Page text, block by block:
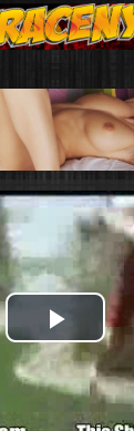
Play
Video